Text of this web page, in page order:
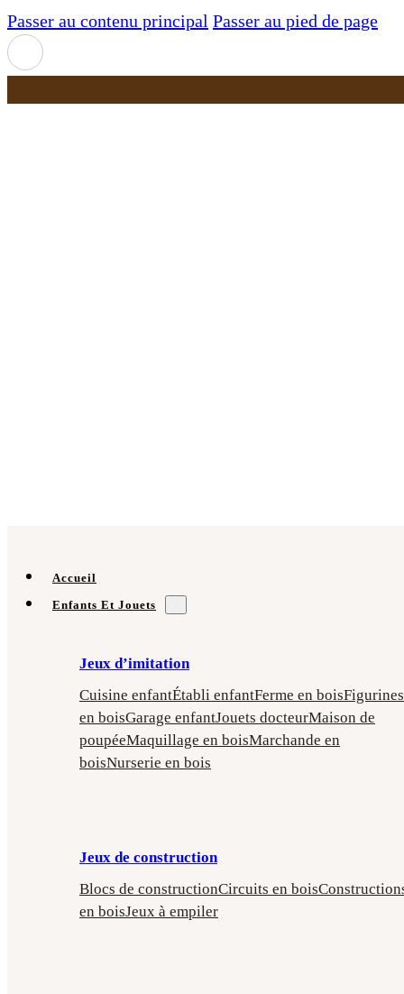
Passer au contenu principal Passer au pied de page
Accueil
Enfants Et Jouets
Jeux d’imitation
Cuisine enfantÉtabli enfantFerme en boisFigurines
en boisGarage enfantJouets docteurMaison de
poupéeMaquillage en boisMarchande en
boisNurserie en bois
Jeux de construction
Blocs de constructionCircuits en bois
en boisJeux à empiler